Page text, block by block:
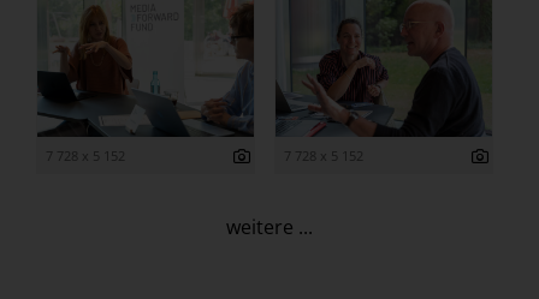
7 728 x 5 152 7 728 x 5 152
weitere ...